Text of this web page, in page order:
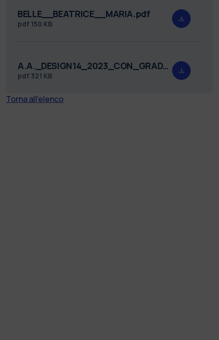
BELLE__BEATRICE__MARIA.pdf
pdf 150 KB
A.A._DESIGN14_2023_CON_GRADUATORIA_firmato.pdf
pdf 321 KB
Torna all'elenco